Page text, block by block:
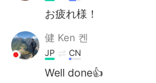
Português
お疲れ様！
健 Ken 켄
JP CN
Well done👍